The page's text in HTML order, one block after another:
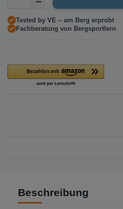
Tested by VE – am Berg erprobt
Fachberatung von Bergsportlern
Beschreibung